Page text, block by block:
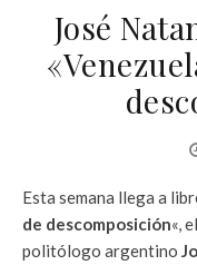
José
Esta semana llega a
de descomposición«,
politólogo argentino